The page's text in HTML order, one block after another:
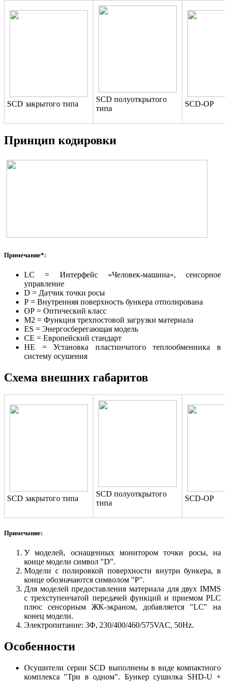
SCD закрытого типа
SCD полуоткрытого
типа
SCD-OP
Принцип кодировки
Примечание*:
LC = Интерфейс «Человек-машина», сенсорное
управление
D = Датчик точки росы
Р = Внутренняя поверхность бункера отполирована
ОР = Оптический класс
М2 = Функция трехпостовой загрузки материала
ES = Энергосберегающая модель
СЕ = Европейский стандарт
НЕ = Установка пластинчатого теплообменника в
систему осушения
Схема внешних габаритов
SCD закрытого типа
SCD полуоткрытого
типа
SCD-OP
Примечание:
У моделей, оснащенных монитором точки росы, на
конце модели символ "D".
Модели с полировкой поверхности внутри бункера, в
конце обозначаются символом "P".
Для моделей предоставления материала для двух IMMS
с трехступенчатой ​​передачей функций и приемом PLC
плюс сенсорным ЖК-экраном, добавляется "LC" на
конец модели.
Электропитание: 3Φ, 230/400/460/575VAC, 50Hz.
Особенности
Осушители серии SCD выполнены в виде компактного
комплекса "Три в одном". Бункер сушилка SHD-U +